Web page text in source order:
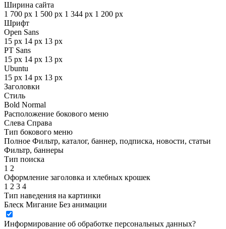
Ширина сайта
1 700 px 1 500 px 1 344 px 1 200 px
Шрифт
Open Sans
15 px 14 px 13 px
PT Sans
15 px 14 px 13 px
Ubuntu
15 px 14 px 13 px
Заголовки
Стиль
Bold Normal
Расположение бокового меню
Слева Справа
Тип бокового меню
Полное Фильтр, каталог, баннер, подписка, новости, статьи
Фильтр, баннеры
Тип поиска
1 2
Оформление заголовка и хлебных крошек
1 2 3 4
Тип наведения на картинки
Блеск Мигание Без анимации
Информирование об обработке персональных данных?